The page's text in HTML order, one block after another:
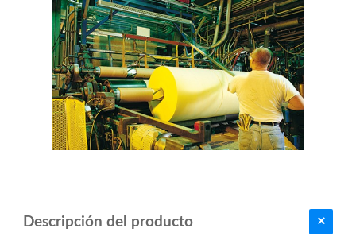
Descripción del producto